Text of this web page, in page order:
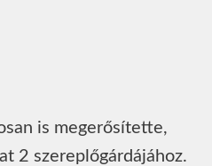
is megerősítette,
2 szereplőgárdájához.